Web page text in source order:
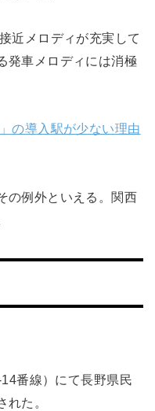
近メロディが充実して
発車メロディには消極
の導入駅が少ない理由
の例外といえる。関西
番線）にて長野県民
た。